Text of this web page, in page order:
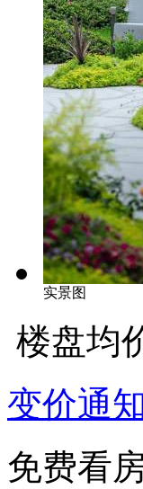
实景图
楼盘均
变价通
免费看